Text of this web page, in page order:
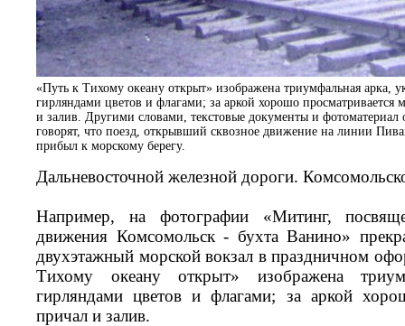
«Путь к Тихому океану открыт» изображена триумфальная арка,
гирляндами цветов и флагами; за аркой хорошо просматривается
и залив. Другими словами, текстовые документы и фотоматериал
говорят, что поезд, открывший сквозное движение на линии
прибыл к морскому берегу.
Дальневосточной железной дороги.
Например, на фотографии «Митинг,
движения Комсомольск - бухта Ванино»
двухэтажный морской вокзал в праздничном
Тихому океану открыт» изображена
гирляндами цветов и флагами; за аркой
причал и залив.